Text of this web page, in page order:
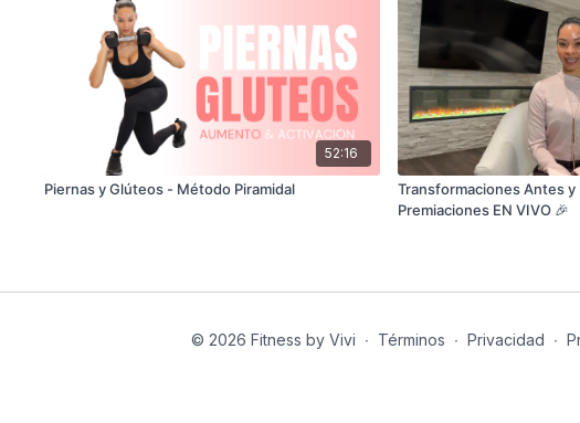
52:16
Piernas y Glúteos - Método Piramidal
Transformaciones Antes y
Premiaciones EN VIVO 🎉
© 2026 Fitness by Vivi ∙ Términos ∙ Privacidad ∙